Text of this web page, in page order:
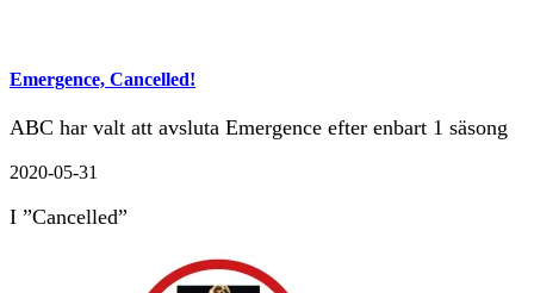
Emergence, Cancelled!
ABC har valt att avsluta Emergence efter enbart 1 säsong
2020-05-31
I ”Cancelled”